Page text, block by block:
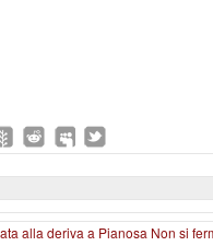
alla deriva a Pianosa Non si